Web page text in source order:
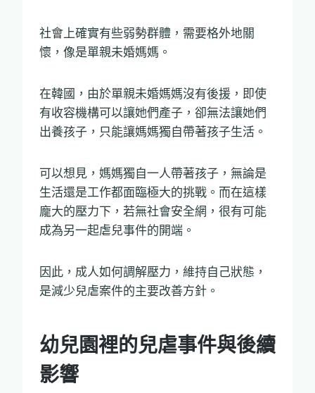
社會上確實有些弱勢群體，需要格外地關
懷，像是單親未婚媽媽。
在韓國，由於單親未婚媽媽沒有後援，即使
有收容機構可以讓她們產子，卻無法讓她們
出養孩子，只能讓媽媽獨自帶著孩子生活。
可以想見，媽媽獨自一人帶著孩子，無論是
生活還是工作都面臨極大的挑戰。而在這樣
龐大的壓力下，若無社會安全網，很有可能
成為另一起虐兒事件的開端。
因此，成人如何調解壓力，維持自己狀態，
是減少兒虐案件的主要改善方針。
幼兒園裡的兒虐事件與後續
影響